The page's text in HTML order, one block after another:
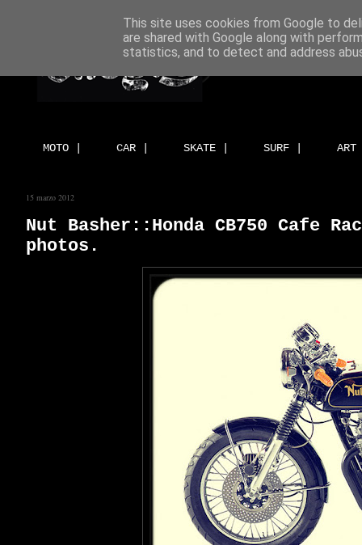
MOTO | CAR | SKATE | SURF |
15 marzo 2012
Nut Basher::Honda CB750 Cafe
photos.
This site uses cookies from Google to
are shared with Google along with
statistics, and to detect and address